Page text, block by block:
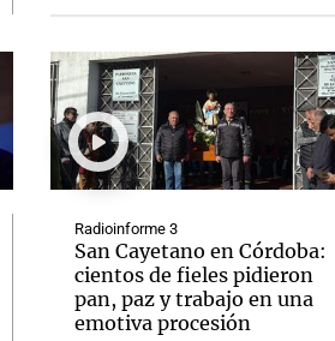
Radioinforme 3
San Cayetano en Córdoba:
cientos de fieles pidieron
pan, paz y trabajo en una
emotiva procesión